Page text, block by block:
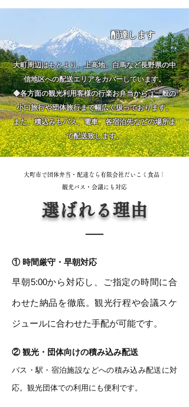
配達します
大町周辺はもとより、上高地、白馬など長野県の中
信地区への配送エリアをカバーしています。
◆各方面の観光利用客様の行楽お弁当から、一般の
小口旅行や団体旅行まで幅広く扱っております。
また、積込みもバス、電車、各宿泊先などの場所ま
で配送致します。
大町市で団体弁当・配達なら有限会社だいこく食品｜
観光バス・会議にも対応
選ばれる理由
​―
① 時間厳守・早朝対応
早朝5:00から対応し、ご指定の時間に合
わせた納品を徹底。観光行程や会議スケ
ジュールに合わせた手配が可能です。
② 観光・団体向けの積み込み配送
バス・駅・宿泊施設などへの積み込み配送に対
応。観光団体での利用にも便利です。